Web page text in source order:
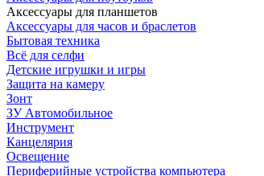
Аксессуары для планшетов
Аксессуары для часов и браслетов
Бытовая техника
Всё для селфи
Детские игрушки и игры
Защита на камеру
Зонт
ЗУ Автомобильное
Инструмент
Канцелярия
Освещение
Периферийные устройства компьютера